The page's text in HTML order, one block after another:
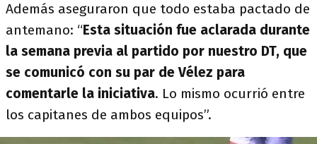
Además aseguraron que todo estaba pactado de
antemano: “Esta situación fue aclarada durante
la semana previa al partido por nuestro DT, que
se comunicó con su par de Vélez para
comentarle la iniciativa. Lo mismo ocurrió entre
los capitanes de ambos equipos”.